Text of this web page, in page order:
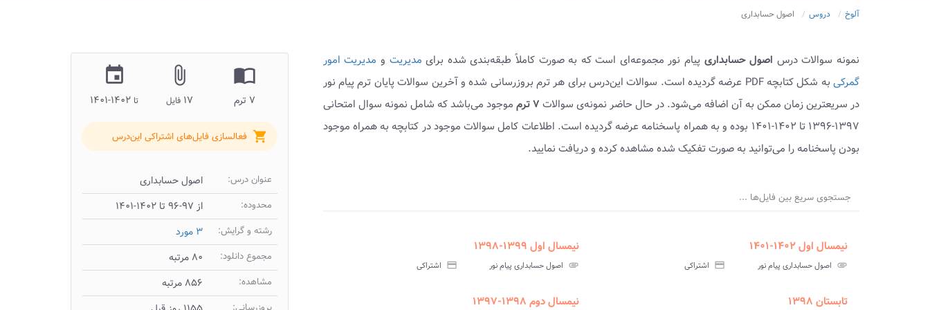
آلوخ دروس اصول حسابداری
import_contacts
۷ ترم
attach_file
۱۷ فایل
insert_invitation
تا
shopping_cart فعالسازی فایل‌های اشتراکی این‌درس
عنوان درس: اصول حسابداری
محدوده: از ۹۷-۹۶ تا ۱۴۰۲-۱۴۰۱
رشته و گرایش: ۳ مورد
مجموع دانلود: ۸۰ مرتبه
مشاهده: ۸۵۶ مرتبه
نمونه سوالات درس اصول حسابداری پیام نور مجموعه‌ای است که به صورت کاملاً طبقه‌بندی شده برای مدیریت و مدیریت امور
گمرکی
به شکل کتابچه PDF عرضه گردیده است. سوالات این‌درس برای هر ترم بروزرسانی شده و آخرین سوالات پایان ترم پیام نور
در سریعترین زمان ممکن به آن اضافه می‌شود. در حال حاضر نمونه‌ی سوالات ۷ ترم
موجود می‌باشد که شامل نمونه سوال امتحانی
۱۳۹۷-۱۳۹۶ تا ۱۴۰۲-۱۴۰۱ بوده و به همراه پاسخنامه عرضه گردیده است. اطلاعات کامل سوالات موجود در کتابچه به همراه موجود
بودن پاسخنامه را می‌توانید به صورت تفکیک شده مشاهده کرده و دریافت نمایید.
جستجوی سریع بین فایل‌ها ...
نیمسال اول ۱۴۰۲-۱۴۰۱
attachment اصول حسابداری پیام نور credit_card اشتراکی
سوالات
آزمون
نیمسال اول ۱۳۹۹-۱۳۹۸
attachment اصول حسابداری پیام نور credit_card اشتراکی
تابستان ۱۳۹۸ نیمسال دوم ۱۳۹۸-۱۳۹۷